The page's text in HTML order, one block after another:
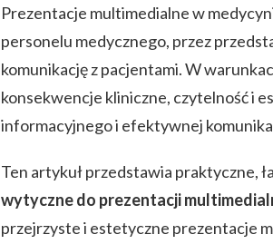
Prezentacje multimedialne w
personelu medycznego, przez
komunikację z pacjentami. W
konsekwencje kliniczne, czytelność i
informacyjnego i efektywnej
Ten artykuł przedstawia praktyczne,
wytyczne do prezentacji
przejrzyste i estetyczne prezentacje